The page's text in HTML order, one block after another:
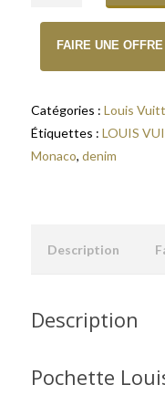
FAIRE UNE OFFRE
Catégories : Louis
Étiquettes : LOUIS
Monaco, denim
Description
Description
Pochette